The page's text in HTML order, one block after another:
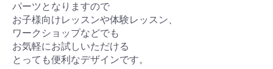
パーツとなりますので
お子様向けレッスンや体験レッスン、
ワークショップなどでも
お気軽にお試しいただける
とっても便利なデザインです。